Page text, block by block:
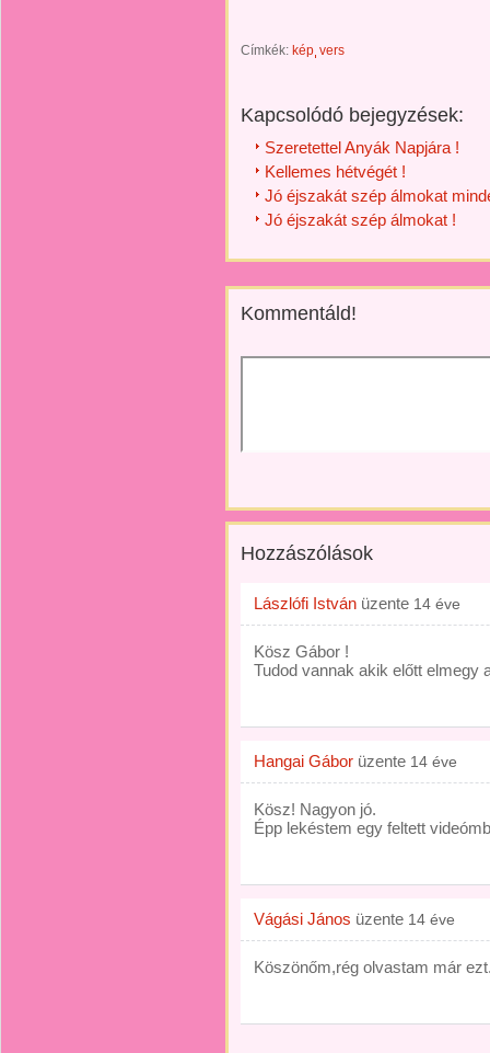
Címkék: kép vers
Kapcsolódó bejegyzések:
Szeretettel Anyák Napjára !
Kellemes hétvégét !
Jó éjszakát szép álmokat
Jó éjszakát szép álmokat !
Kommentáld!
Hozzászólások
Lászlófi István üzente 14 éve
Kösz Gábor !
Tudod vannak akik előtt elmegy
Hangai Gábor üzente 14 éve
Kösz! Nagyon jó.
Épp lekéstem egy feltett
Vágási János üzente 14 éve
Köszönőm,rég olvastam már